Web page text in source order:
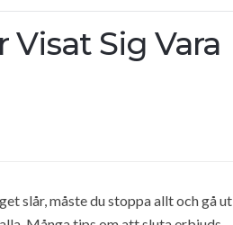
Sig Vara
slår, måste du stoppa allt och gå ut